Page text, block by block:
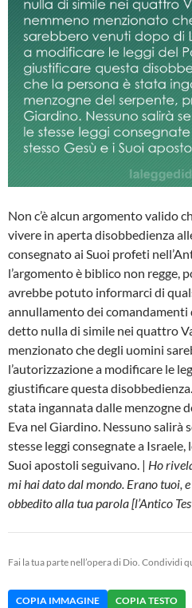
Non c’è alcun argomento valido
vivere in aperta disobbedienza
consegnato ai Suoi profeti
l’argomento è biblico non regge,
avrebbe potuto informarci di
annullamento dei comandamenti
detto nulla di simile nei quattro
menzionato che degli uomini
l’autorizzazione a modificare le
giustificare questa
stata ingannata dalle menzogne
Eva nel Giardino. Nessuno salirà
stesse leggi consegnate a Israele,
Suoi apostoli seguivano. | Ho
mi hai dato dal mondo. Erano tuoi,
obbedito alla tua parola [l’Antico
Fai la tua parte nell’opera di Dio. Condividi
COPIA IMMAGINE COPIA TESTO